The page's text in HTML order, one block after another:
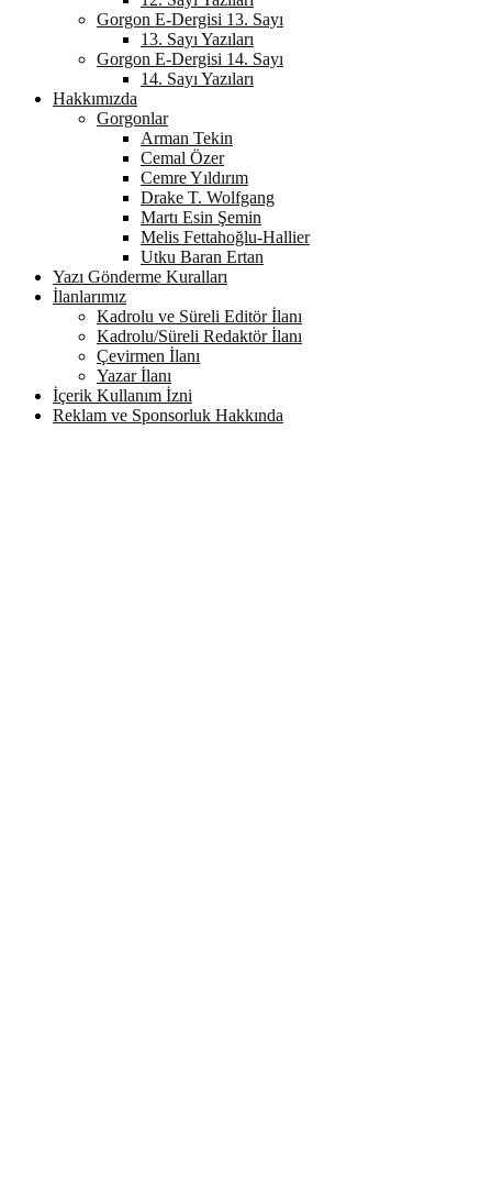
Gorgon E-Dergisi 13. Sayı
13. Sayı Yazıları
Gorgon E-Dergisi 14. Sayı
14. Sayı Yazıları
Hakkımızda
Gorgonlar
Arman Tekin
Cemal Özer
Cemre Yıldırım
Drake T. Wolfgang
Martı Esin Şemin
Melis Fettahoğlu-Hallier
Utku Baran Ertan
Yazı Gönderme Kuralları
İlanlarımız
Kadrolu ve Süreli Editör İlanı
Kadrolu/Süreli Redaktör İlanı
Çevirmen İlanı
Yazar İlanı
İçerik Kullanım İzni
Reklam ve Sponsorluk Hakkında